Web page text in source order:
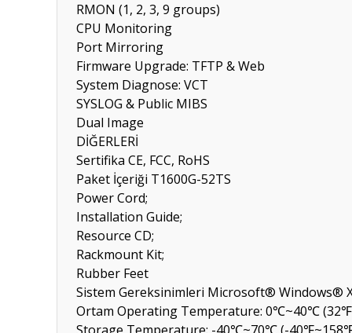
RMON (1, 2, 3, 9 groups)
CPU Monitoring
Port Mirroring
Firmware Upgrade: TFTP & Web
System Diagnose: VCT
SYSLOG & Public MIBS
Dual Image
DİĞERLERİ
Sertifika CE, FCC, RoHS
Paket İçeriği T1600G-52TS
Power Cord;
Installation Guide;
Resource CD;
Rackmount Kit;
Rubber Feet
Sistem Gereksinimleri Microsoft® Windows®
Ortam Operating Temperature: 0℃~40℃